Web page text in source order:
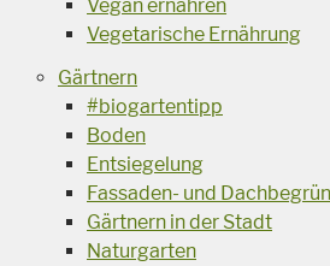
Vegan ernähren
Vegetarische Ernährung
Gärtnern
#biogartentipp
Boden
Entsiegelung
Fassaden- und
Gärtnern in der Stadt
Naturgarten